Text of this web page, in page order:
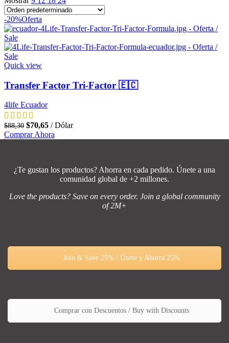
-20%Oferta
Quick view
Transfer Factor Tri-Factor 🇪🇨
4life Ecuador
$88,30 El
precio
$70,65El
precio
Dólar
Comprar Ahora
¿Te gustan los productos? Ahorra en cada pedido. Únete a una
comunidad global de +2 millones.
Love the products? Save on every order. Join a global community
of 2M+
Join & Save 25% / Únete y Ahorra 25%
Comprar con Descuentos / Buy with Discounts